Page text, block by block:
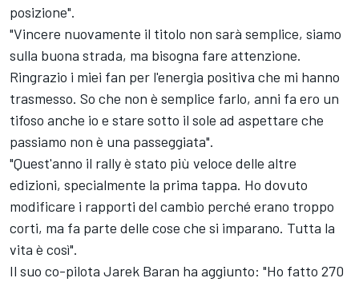
posizione".
"Vincere nuovamente il titolo non sarà semplice, siamo
sulla buona strada, ma bisogna fare attenzione.
Ringrazio i miei fan per l'energia positiva che mi hanno
trasmesso. So che non è semplice farlo, anni fa ero un
tifoso anche io e stare sotto il sole ad aspettare che
passiamo non è una passeggiata".
"Quest'anno il rally è stato più veloce delle altre
edizioni, specialmente la prima tappa. Ho dovuto
modificare i rapporti del cambio perché erano troppo
corti, ma fa parte delle cose che si imparano. Tutta la
vita è così".
Il suo co-pilota Jarek Baran ha aggiunto: "Ho fatto 270